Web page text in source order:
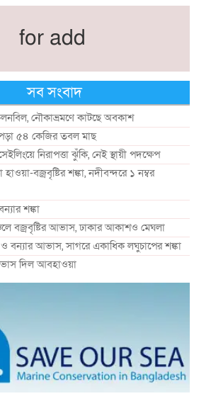
for add
সব সংবাদ
নৌকাভ্রমণে কাটছে অবকাশ
৫৪ কেজির তবল মাছ
নিরাপত্তা ঝুঁকি, নেই স্থায়ী পদক্ষেপ
বজ্রবৃষ্টির শঙ্কা, নদীবন্দরে ১ নম্বর
শঙ্কা
বজ্রবৃষ্টির আভাস, ঢাকার আকাশও মেঘলা
ও বন্যার আভাস, সাগরে একাধিক লঘুচাপের শঙ্কা
দিল আবহাওয়া
সামুদ্রিক প্রতিরক্ষা জোটে বাংলাদেশ
আকাশে উড়ছে আগুন নেভানোর বিমান